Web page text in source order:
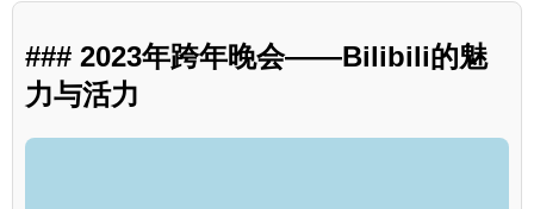
### 2023年跨年晚会——Bilibili的魅
力与活力